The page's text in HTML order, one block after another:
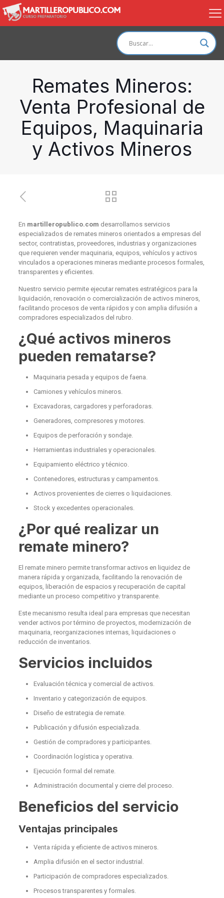
Remates Mineros:
Venta Profesional de
Equipos, Maquinaria
y Activos Mineros
En martilleropublico.com desarrollamos servicios
especializados de remates mineros orientados a empresas del
sector, contratistas, proveedores, industrias y organizaciones
que requieren vender maquinaria, equipos, vehículos y activos
vinculados a operaciones mineras mediante procesos formales,
transparentes y eficientes.
Nuestro servicio permite ejecutar remates estratégicos para la
liquidación, renovación o comercialización de activos mineros,
facilitando procesos de venta rápidos y con amplia difusión a
compradores especializados del rubro.
¿Qué activos mineros
pueden rematarse?
Maquinaria pesada y equipos de faena.
Camiones y vehículos mineros.
Excavadoras, cargadores y perforadoras.
Generadores, compresores y motores.
Equipos de perforación y sondaje.
Herramientas industriales y operacionales.
Equipamiento eléctrico y técnico.
Contenedores, estructuras y campamentos.
Activos provenientes de cierres o liquidaciones.
Stock y excedentes operacionales.
¿Por qué realizar un
remate minero?
El remate minero permite transformar activos en liquidez de
manera rápida y organizada, facilitando la renovación de
equipos, liberación de espacios y recuperación de capital
mediante un proceso competitivo y transparente.
Este mecanismo resulta ideal para empresas que necesitan
vender activos por término de proyectos, modernización de
maquinaria, reorganizaciones internas, liquidaciones o
reducción de inventarios.
Servicios incluidos
Evaluación técnica y comercial de activos.
Inventario y categorización de equipos.
Diseño de estrategia de remate.
Publicación y difusión especializada.
Gestión de compradores y participantes.
Coordinación logística y operativa.
Ejecución formal del remate.
Administración documental y cierre del proceso.
Beneficios del servicio
Ventajas principales
Venta rápida y eficiente de activos mineros.
Amplia difusión en el sector industrial.
Participación de compradores especializados.
Procesos transparentes y formales.